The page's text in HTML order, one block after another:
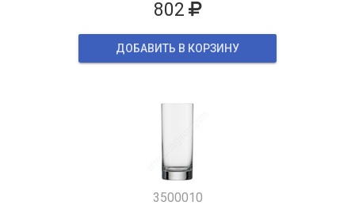
802
ДОБАВИТЬ В КОРЗИНУ
3500010